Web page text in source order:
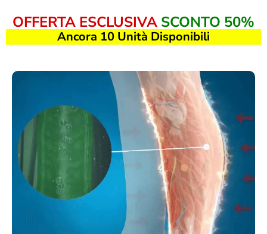
OFFERTA ESCLUSIVA SCONTO 50%
Ancora 10 Unità Disponibili